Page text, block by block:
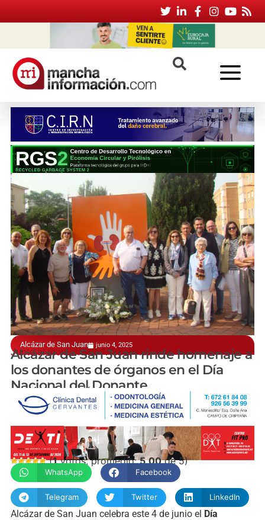
Alcázar de San Juan junio 4, 2025
Junto al monumento "Vida X Vida"
Alcázar de San Juan rinde homenaje a
los donantes de órganos en el Día
Nacional del Donante
manchainformación
(1votos, promedio:5,00de 5)
WhatsApp Facebook
Telegram Twitter LinkedIn
Alcázar de San Juan celebra este 4 de junio el Día